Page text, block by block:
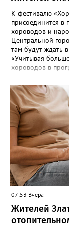
К фестивалю
присоединится в
хороводов и
Центральной
там будут ждать
«Учитывая
хороводов в
(четверг) и 11
сообщают
любую погоду!
зале на 5-ом
году будут
народ, вставай
07:53 Вчера
Жителей